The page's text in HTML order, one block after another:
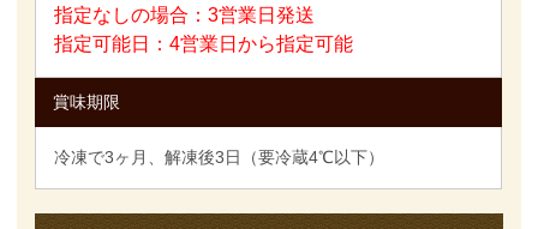
指定なしの場合：3営業日発送
指定可能日：4営業日から指定可能
賞味期限
冷凍で3ヶ月、解凍後3日（要冷蔵4℃以下）